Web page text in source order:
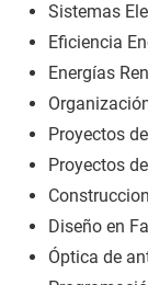
Sistemas
Eficiencia
Energías
Proyectos
Proyectos
Diseño en
Óptica de